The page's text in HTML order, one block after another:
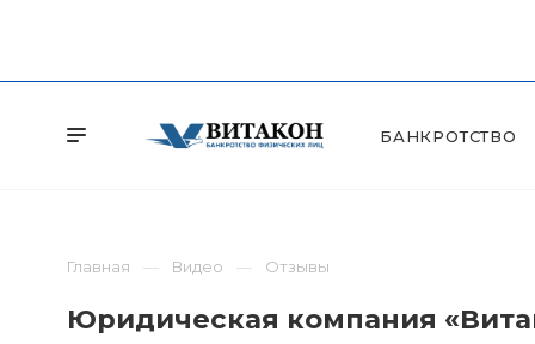
БАНКРОТСТВО
Главная Видео Отзывы
Юридическая компания